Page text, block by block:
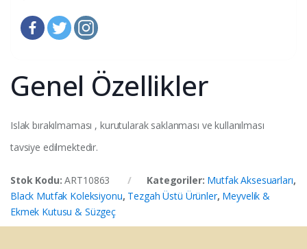
Genel Özellikler
Islak bırakılmaması , kurutularak saklanması ve kullanılması
tavsiye edilmektedir.
Stok Kodu:ART10863 Kategoriler: Mutfak Aksesuarları,
Black Mutfak Koleksiyonu, Tezgah Üstü Ürünler, Meyvelik &
Ekmek Kutusu & Süzgeç